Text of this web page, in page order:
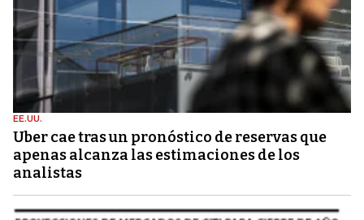
EE.UU.
Uber cae tras un pronóstico de reservas que
apenas alcanza las estimaciones de los
analistas